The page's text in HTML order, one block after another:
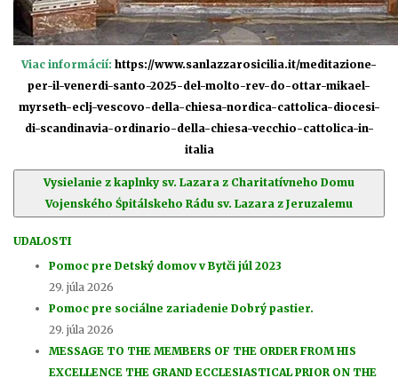
Viac informácií: https://www.sanlazzarosicilia.it/meditazione-
per-il-venerdi-santo-2025-del-molto-rev-do-ottar-mikael-
myrseth-eclj-vescovo-della-chiesa-nordica-cattolica-diocesi-
di-scandinavia-ordinario-della-chiesa-vecchio-cattolica-in-
italia
Vysielanie z kaplnky sv. Lazara z Charitatívneho Domu
Vojenského Śpitálskeho Rádu sv. Lazara z Jeruzalemu
UDALOSTI
Pomoc pre Detský domov v Bytči júl 2023
29. júla 2026
Pomoc pre sociálne zariadenie Dobrý pastier.
29. júla 2026
MESSAGE TO THE MEMBERS OF THE ORDER FROM HIS
EXCELLENCE THE GRAND ECCLESIASTICAL PRIOR ON THE